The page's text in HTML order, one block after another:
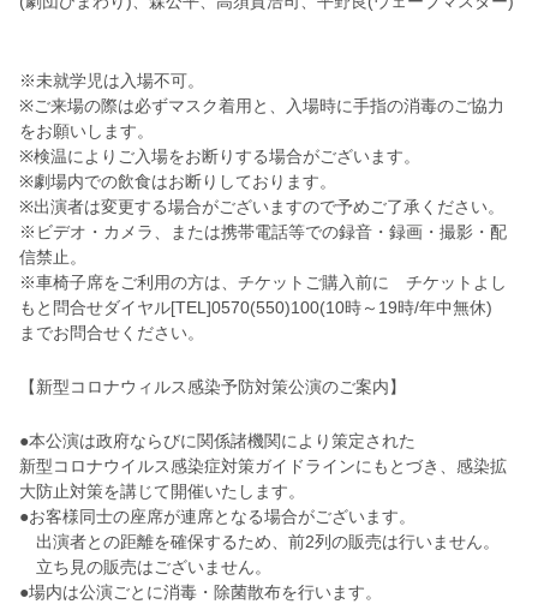
※未就学児は入場不可。
※ご来場の際は必ずマスク着用と、入場時に手指の消毒のご協力
をお願いします。
※検温によりご入場をお断りする場合がございます。
※劇場内での飲食はお断りしております。
※出演者は変更する場合がございますので予めご了承ください。
※ビデオ・カメラ、または携帯電話等での録音・録画・撮影・配
信禁止。
※車椅子席をご利用の方は、チケットご購入前に チケットよし
もと問合せダイヤル[TEL]0570(550)100(10時～19時/年中無休)
までお問合せください。
【新型コロナウィルス感染予防対策公演のご案内】
●本公演は政府ならびに関係諸機関により策定された
新型コロナウイルス感染症対策ガイドラインにもとづき、感染拡
大防止対策を講じて開催いたします。
●お客様同士の座席が連席となる場合がございます。
出演者との距離を確保するため、前2列の販売は行いません。
立ち見の販売はございません。
●場内は公演ごとに消毒・除菌散布を行います。